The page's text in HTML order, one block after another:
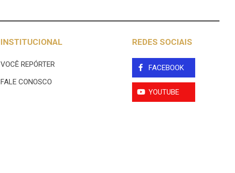
INSTITUCIONAL
VOCÊ REPÓRTER
FALE CONOSCO
REDES SOCIAIS
FACEBOOK
YOUTUBE